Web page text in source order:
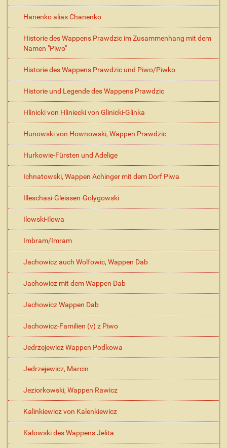
Hanenko alias Chanenko
Historie des Wappens Prawdzic im Zusammenhang mit dem
Namen "Piwo"
Historie des Wappens Prawdzic und Piwo/Piwko
Historie und Legende des Wappens Prawdzic
Hlinicki von Hliniecki von Glinicki-Glinka
Hunowski von Hownowski, Wappen Prawdzic
Hurkowie-Fürsten und Adelige
Ichnatowski, Wappen Achinger mit dem Dorf Piwa
Illeschasi-Gleissen-Golygowski
Ilowski-Ilowa
Imbram/Imram
Jachowicz auch Wolfowic, Wappen Dab
Jachowicz mit dem Wappen Dab
Jachowicz Wappen Dab
Jachowicz-Familien (v) z Piwo
Jedrzejewicz Wappen Podkowa
Jedrzejewicz, Marcin
Jeziorkowski, Wappen Rawicz
Kalinkiewicz von Kalenkiewicz
Kalowski des Wappens Jelita